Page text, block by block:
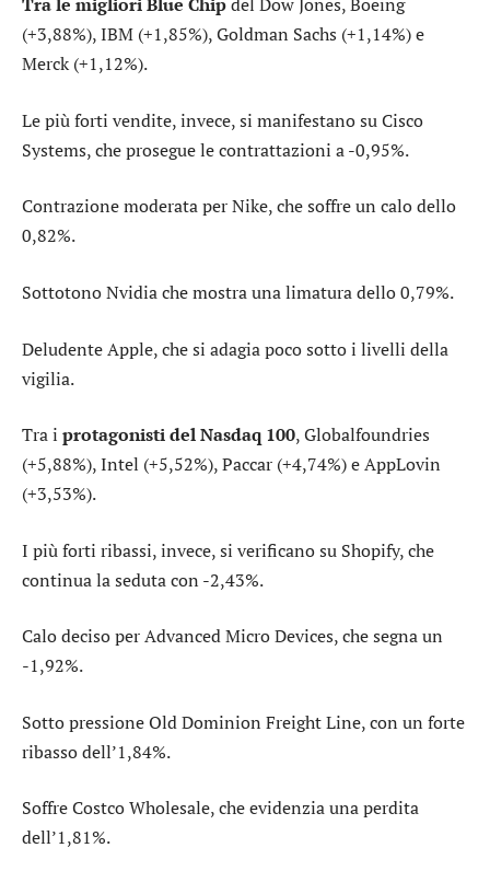
(+3,88%),IBM (+1,85%),Goldman Sachs (+1,14%) e
Merck(+1,12%).
Le più forti vendite, invece, si manifestano suCisco
Systems, che prosegue le contrattazioni a -0,95%.
Contrazione moderata perNike, che soffre un calo dello
0,82%.
SottotonoNvidiache mostra una limatura dello 0,79%.
DeludenteApple, che si adagia poco sotto i livelli della
vigilia.
Tra i protagonisti del Nasdaq 100,Globalfoundries
(+5,88%),Intel (+5,52%),Paccar (+4,74%) eAppLovin
(+3,53%).
I più forti ribassi, invece, si verificano su Shopify, che
continua la seduta con -2,43%.
Calo deciso perAdvanced Micro Devices, che segna un
-1,92%.
Sotto pressioneOld Dominion Freight Line, con un forte
ribasso dell’1,84%.
SoffreCostco Wholesale, che evidenzia una perdita
dell’1,81%.